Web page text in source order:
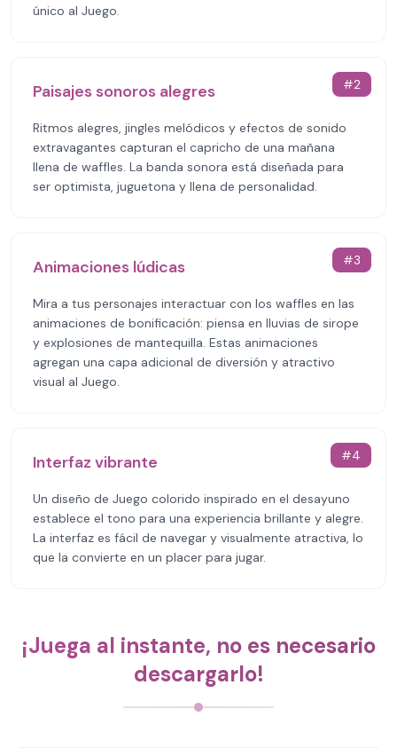
único al Juego.
#2
Paisajes sonoros alegres
Ritmos alegres, jingles melódicos y efectos de sonido
extravagantes capturan el capricho de una mañana
llena de waffles. La banda sonora está diseñada para
ser optimista, juguetona y llena de personalidad.
#3
Animaciones lúdicas
Mira a tus personajes interactuar con los waffles en las
animaciones de bonificación: piensa en lluvias de sirope
y explosiones de mantequilla. Estas animaciones
agregan una capa adicional de diversión y atractivo
visual al Juego.
#4
Interfaz vibrante
Un diseño de Juego colorido inspirado en el desayuno
establece el tono para una experiencia brillante y alegre.
La interfaz es fácil de navegar y visualmente atractiva, lo
que la convierte en un placer para jugar.
¡Juega al instante, no es necesario
descargarlo!